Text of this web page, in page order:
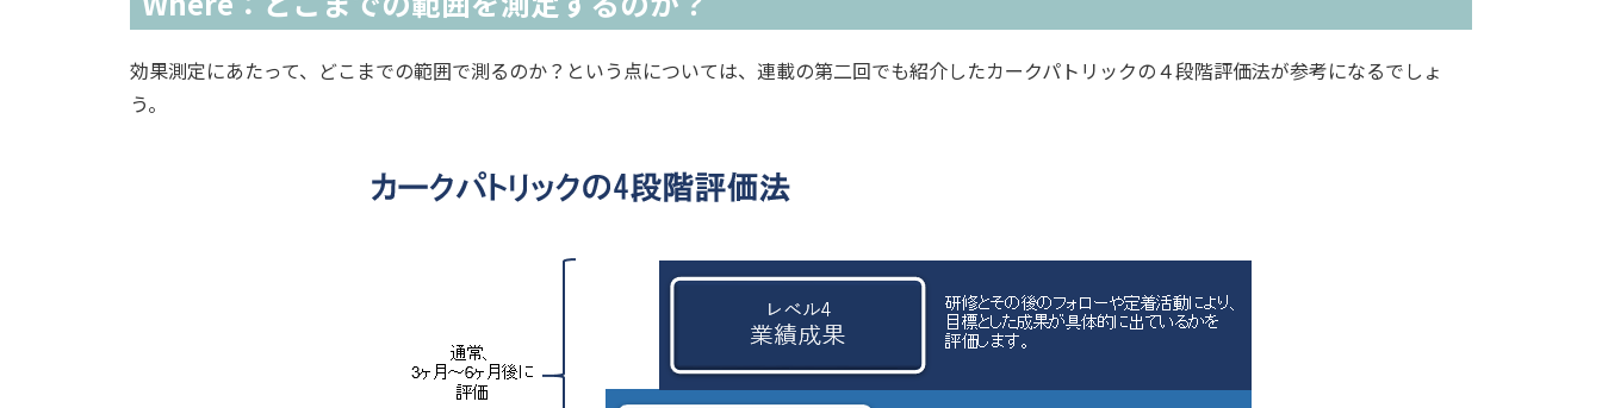
効果測定にあたって、どこまでの範囲で測るのか？という点については、連載の第二回でも紹介したカークパトリックの４段階評価法が参考になるでしょ
う。